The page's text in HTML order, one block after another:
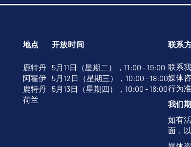
地点
鹿特丹
阿霍伊
鹿特丹
荷兰
开放时间
5月11日（星期二），11:00 - 19:00
5月12日（星期三），10:00 - 18:00
5月13日（星期四），10:00 - 16:00
联系
联系
媒体
行为
我们
如有
面，